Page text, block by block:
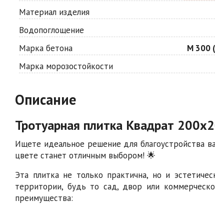
Материал изделия
Водопоглощение
Марка бетона
М 300
Марка морозостойкости
Описание
Тротуарная плитка Квадрат
Ищете идеальное решение для благоустройства
цвете станет отличным выбором! 🌟
Эта плитка не только практична, но и
территории, будь то сад, двор или
преимущества: